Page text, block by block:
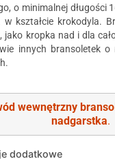
o minimalnej długości
w kształcie krokodyla.
jako kropka nad i dla
innych bransoletek o
wewnętrzny
nadgarstka.
dodatkowe